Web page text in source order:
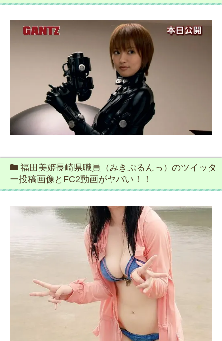
福田美姫長崎県職員（みきぷるんっ）のツイッタ
ー投稿画像とFC2動画がヤバい！！